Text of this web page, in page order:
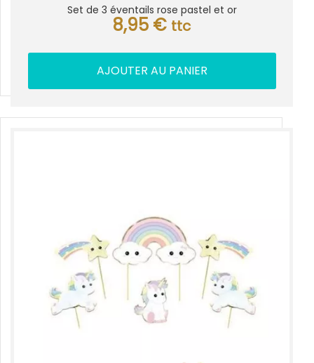
Set de 3 éventails rose pastel et or
8,95 € ttc
AJOUTER AU PANIER